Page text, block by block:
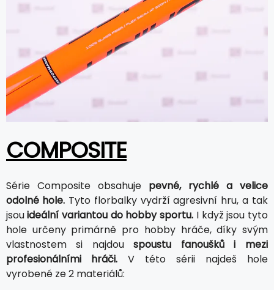
COMPOSITE
Série Composite obsahuje pevné, rychlé a velice
odolné hole. Tyto florbalky vydrží agresivní hru, a tak
jsouideální variantou do hobby sportu. I když jsou tyto
hole určeny primárně pro hobby hráče, díky svým
vlastnostem si najdou spoustu fanoušků i mezi
profesionálními hráči. V této sérii najdeš hole
vyrobené ze 2 materiálů: